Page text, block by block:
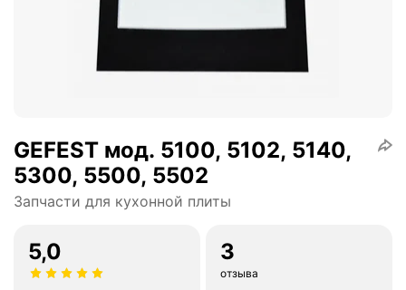
GEFEST мод. 5100, 5102, 5140,
5300, 5500, 5502
Запчасти для кухонной плиты
5,0 3
отзыва